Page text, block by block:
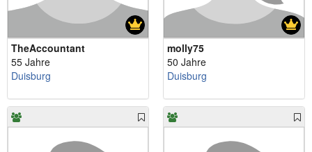
TheAccountant
55 Jahre
Duisburg
molly75
50 Jahre
Duisburg